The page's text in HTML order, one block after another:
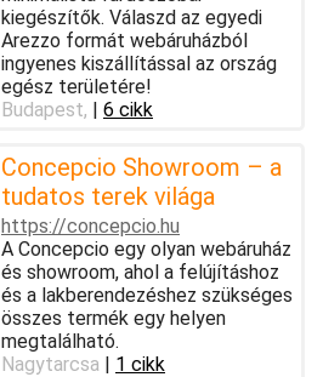
kiegészítők. Válaszd az egyedi
Arezzo formát webáruházból
ingyenes kiszállítással az ország
egész területére!
Budapest, | 6 cikk
Concepcio Showroom – a
tudatos terek világa
https://concepcio.hu
A Concepcio egy olyan webáruház
és showroom, ahol a felújításhoz
és a lakberendezéshez szükséges
összes termék egy helyen
megtalálható.
Nagytarcsa | 1 cikk